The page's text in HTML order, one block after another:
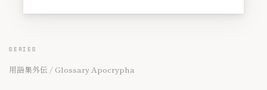
SERIES
用語集外伝 / Glossary Apocrypha